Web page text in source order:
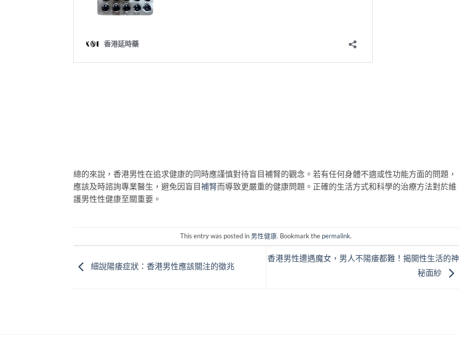
總的來說，香港男性在追求健康的同時應謹慎對待盲目補腎的觀念。若有任何身體不適或性功能方面的問題，
應該及時諮詢專業醫生，避免因盲目補腎而導致更嚴重的健康問題。正確的生活方式和科學的治療方法對於維
護男性性健康至關重要。
This entry was posted in 男性健康. Bookmark the permalink.
細說陽痿症狀：香港男性應該關注的徵兆
香港男性遭遇魔女，男人不陽痿都難！揭開性生活的神
秘面紗